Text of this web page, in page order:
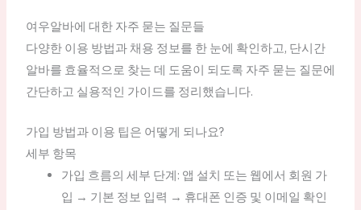
여우알바에 대한 자주 묻는 질문들
다양한 이용 방법과 채용 정보를 한 눈에 확인하고, 단시간
알바를 효율적으로 찾는 데 도움이 되도록 자주 묻는 질문에
간단하고 실용적인 가이드를 정리했습니다.
가입 방법과 이용 팁은 어떻게 되나요?
세부 항목
가입 흐름의 세부 단계: 앱 설치 또는 웹에서 회원 가
입 → 기본 정보 입력 → 휴대폰 인증 및 이메일 확인